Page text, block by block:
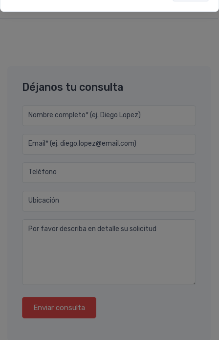
Déjanos tu consulta
Nombre completo* (ej. Diego Lopez)
Email* (ej. diego.lopez@email.com)
Teléfono
Ubicación
Por favor describa en detalle su solicitud
Enviar consulta